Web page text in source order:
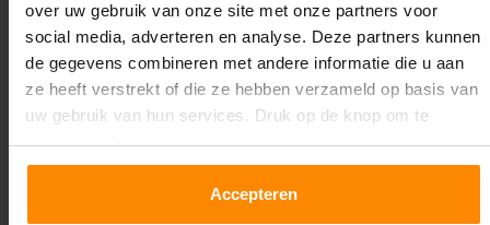
over uw gebruik van onze site met onze partners voor
social media, adverteren en analyse. Deze partners kunnen
de gegevens combineren met andere informatie die u aan
ze heeft verstrekt of die ze hebben verzameld op basis van
uw gebruik van hun services. Druk op de knop om te
accepteren!
Accepteren